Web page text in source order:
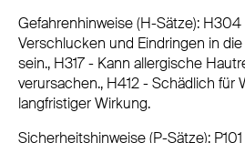
Gefahrenhinweise (H-Sätze):
Verschlucken und Eindringen in
sein., H317 - Kann allergische
verursachen., H412 - Schädlich für
langfristiger Wirkung.
Sicherheitshinweise (P-Sätze):